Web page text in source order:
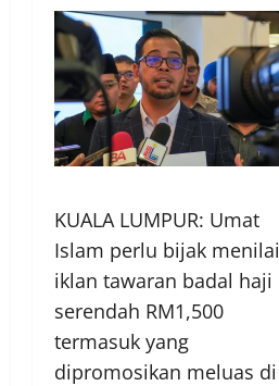
KUALA LUMPUR: Umat
Islam perlu bijak menilai
iklan tawaran badal haji
serendah RM1,500
termasuk yang
dipromosikan meluas di